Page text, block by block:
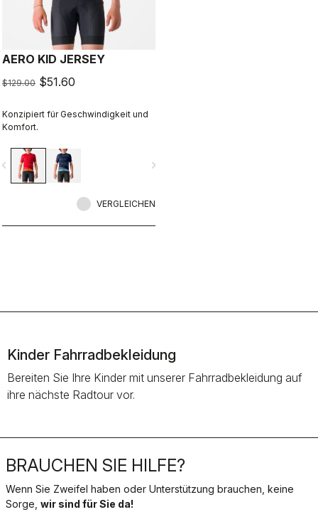
AERO KID JERSEY
$129.00 $51.60
Konzipiert für Geschwindigkeit und
Komfort.
navigate_next
VERGLEICHEN
Kinder Fahrradbekleidung
Bereiten Sie Ihre Kinder mit unserer Fahrradbekleidung auf
ihre nächste Radtour vor.
BRAUCHEN SIE HILFE?
Wenn Sie Zweifel haben oder Unterstützung brauchen, keine
Sorge, wir sind für Sie da!